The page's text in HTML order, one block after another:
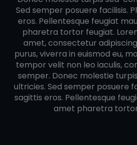
Sed semper posuere facilisis.
eros. Pellentesque feugiat
pharetra tortor feugiat.
amet, consectetur
purus, viverra in euismod eu,
tempor velit non leo iaculis,
semper. Donec molestie
ultricies. Sed semper posuere
sagittis eros. Pellentesque
amet pharetra